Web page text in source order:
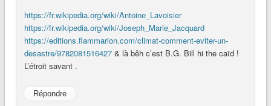
https://fr.wikipedia.org/wiki/Antoine_Lavoisier
https://fr.wikipedia.org/wiki/Joseph_Marie_Jacquard
https://editions.flammarion.com/climat-comment-eviter-un-
desastre/9782081516427& là bêh c’est B.G. Bill hi the caïd !
L’étroit savant .
Répondre